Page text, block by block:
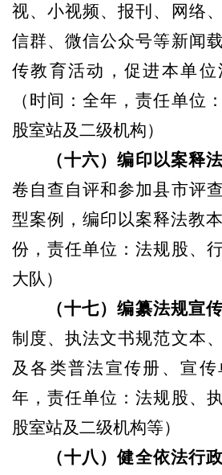
视、小视频、报刊、网络
信群、微信公众号等新闻
传教育活动，促进本单位
（ 时间：全年，责任单位
股室站及二级机构）
（十六）编印以案释法
卷自查自评和参加县市评
型案例，编印以案释法教本
份，责任单位：法规股、
大队 ）
（十七）编纂法规宣传
制度、执法文书规范文本
及各类普法宣传册、宣传
年，责任单位：法规股、
股室站及二级机构等）
（十八 ）健全依法行